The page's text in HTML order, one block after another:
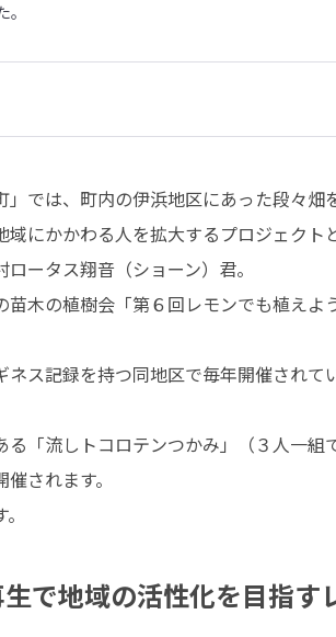
では、町内の伊浜地区にあった段々畑
域にかかわる人を拡大するプロジェク
ータス翔音（ショーン）君。
木の植樹会「第６回レモンでも植え
ネス記録を持つ同地区で毎年開催され
「流しトコロテンつかみ」（３人一
されます。
で地域の活性化を目指す